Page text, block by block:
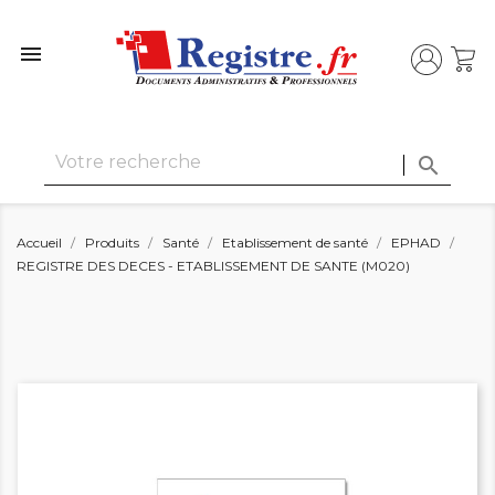


Accueil Produits Santé Etablissement de santé
EPHAD
REGISTRE DES DECES - ETABLISSEMENT DE SANTE (M020)